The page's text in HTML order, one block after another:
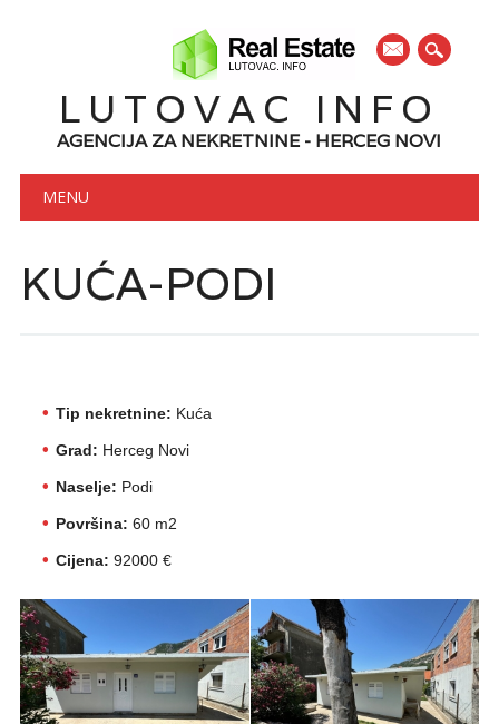
mail
LUTOVAC INFO
AGENCIJA ZA NEKRETNINE - HERCEG NOVI
Main menu
MENU
KUĆA-PODI
Tip nekretnine: Kuća
Grad: Herceg Novi
Naselje: Podi
Površina: 60 m2
Cijena: 92000 €